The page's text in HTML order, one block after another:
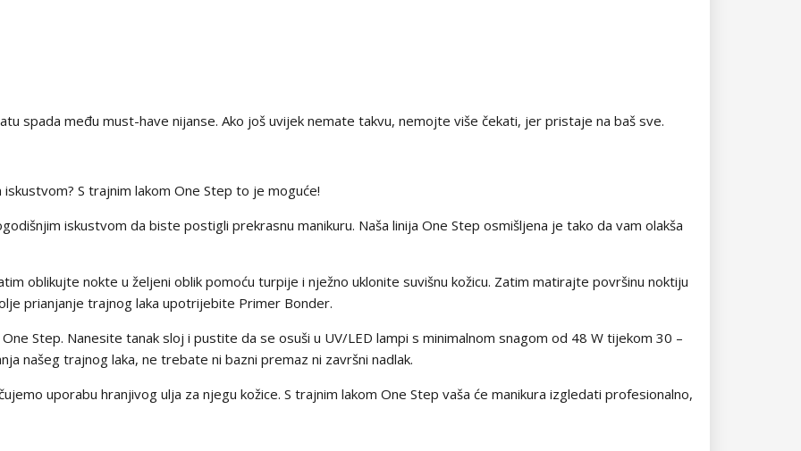
spada među must-have nijanse. Ako još uvijek nemate takvu, nemojte više čekati, jer pristaje na baš sve.
S trajnim lakom One Step to je moguće!
iskustvom da biste postigli prekrasnu manikuru. Naša linija One Step osmišljena je tako da vam olakša
oblikujte nokte u željeni oblik pomoću turpije i nježno uklonite suvišnu kožicu. Zatim matirajte površinu noktiju
prianjanje trajnog laka upotrijebite Primer Bonder.
Step. Nanesite tanak sloj i pustite da se osuši u UV/LED lampi s minimalnom snagom od 48 W tijekom 30 –
našeg trajnog laka, ne trebate ni bazni premaz ni završni nadlak.
uporabu hranjivog ulja za njegu kožice. S trajnim lakom One Step vaša će manikura izgledati profesionalno,